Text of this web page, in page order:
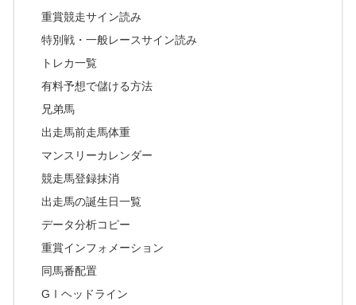
重賞競走サイン読み
特別戦・一般レースサイン読み
トレカ一覧
有料予想で儲ける方法
兄弟馬
出走馬前走馬体重
マンスリーカレンダー
競走馬登録抹消
出走馬の誕生日一覧
データ分析コピー
重賞インフォメーション
同馬番配置
GⅠヘッドライン